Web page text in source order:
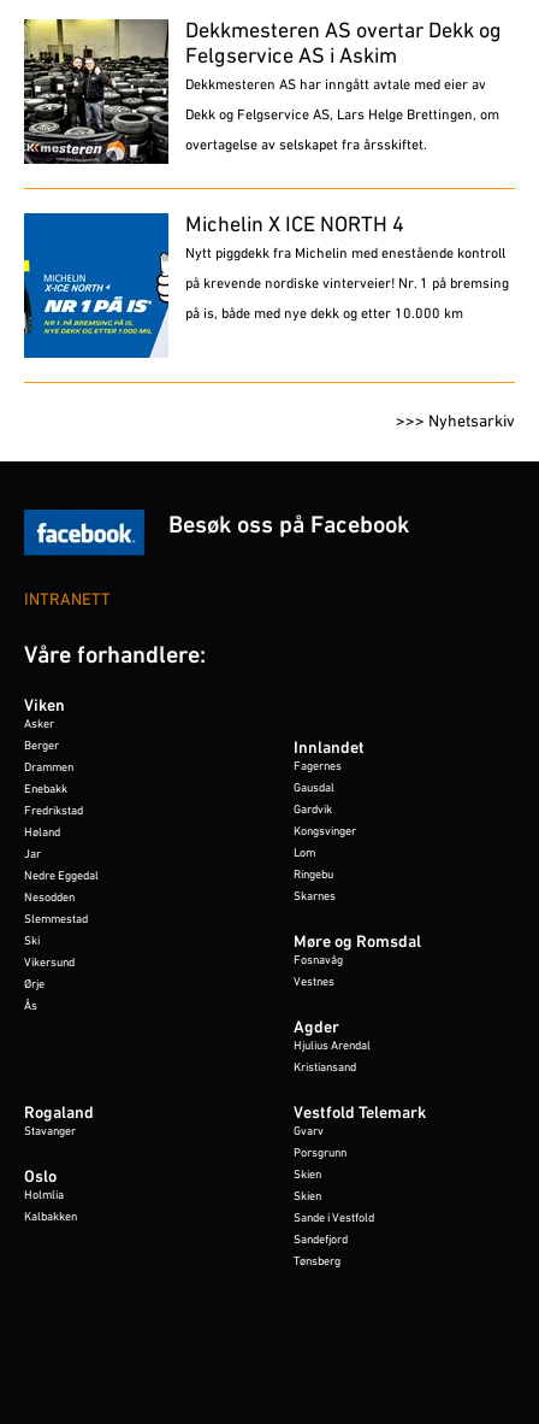
Dekkmesteren AS overtar Dekk og
Felgservice AS i Askim
Dekkmesteren AS har inngått avtale med eier av
Dekk og Felgservice AS, Lars Helge Brettingen, om
overtagelse av selskapet fra årsskiftet.
Michelin X ICE NORTH 4
Nytt piggdekk fra Michelin med enestående kontroll
på krevende nordiske vinterveier! Nr. 1 på bremsing
på is, både med nye dekk og etter 10.000 km
>>> Nyhetsarkiv
INTRANETT
Besøk oss på Facebook
Våre forhandlere:
Viken
Asker
Berger
Drammen
Enebakk
Fredrikstad
Høland
Jar
Nedre Eggedal
Nesodden
Slemmestad
Ski
Vikersund
Ørje
Ås
Innlandet
Fagernes
Gausdal
Gardvik
Kongsvinger
Lom
Ringebu
Skarnes
Møre og Romsdal
Fosnavåg
Vestnes
Agder
Hjulius Arendal
Kristiansand
Rogaland
Stavanger
Oslo
Holmlia
Kalbakken
Vestfold Telemark
Gvarv
Porsgrunn
Skien
Skien
Sande i Vestfold
Sandefjord
Tønsberg